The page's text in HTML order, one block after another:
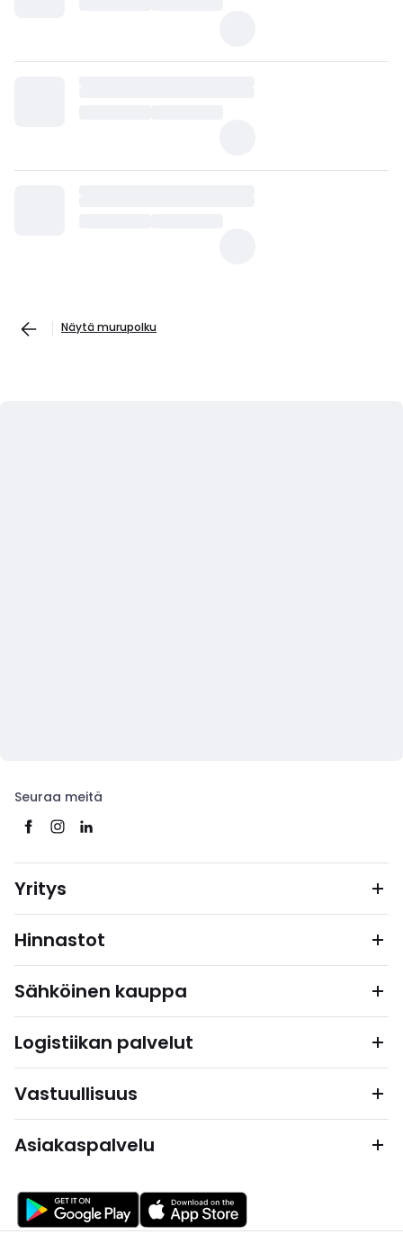
Näytä murupolku
Seuraa meitä
Yritys
Hinnastot
Sähköinen kauppa
Logistiikan palvelut
Vastuullisuus
Asiakaspalvelu